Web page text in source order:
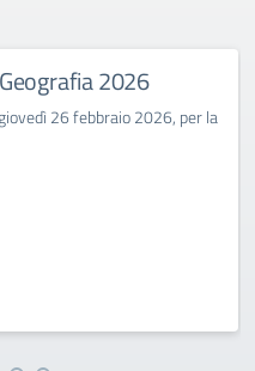
2026
26 febbraio 2026, per la